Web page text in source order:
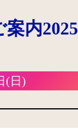
内2025
(日)